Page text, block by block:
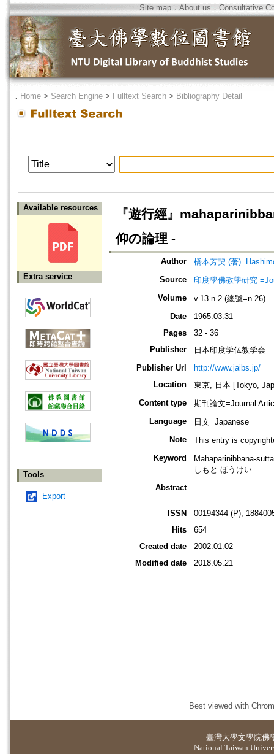
Site map．About us ． Consultative
． Home > Search Engine > Fulltext Search > Bibliography Detail
Available resources
Extra service
Tools
Export
『遊行經』
仰の論理 -
Author
橋本芳契 (著
Source
印度學佛教學研究
Volume
v.13 n.2 (總號=n.26)
Date
1965.03.31
Pages
32 - 36
Publisher
日本印度学仏教学会
Publisher Url
http://www.jaibs.jp/
Location
東京, 日本 [Tokyo,
Content type
期刊論文=Journal
Language
日文=Japanese
Note
This entry is
Keyword
Mahaparinibbana-
しもと ほうけい
Abstract
ISSN
00194344 (P);
Hits
654
Created date
2002.01.02
Modified date
2018.05.21
Best viewed with
臺灣大學文學院佛
National Taiwan